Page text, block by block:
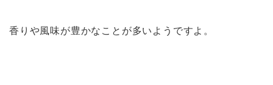
香りや風味が豊かなことが多いようですよ。